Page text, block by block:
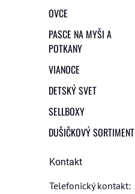
OVCE
PASCE NA MYŠI A
POTKANY
VIANOCE
DETSKÝ SVET
SELLBOXY
DUŠIČKOVÝ SORTIMENT
Kontakt
Telefonický kontakt: